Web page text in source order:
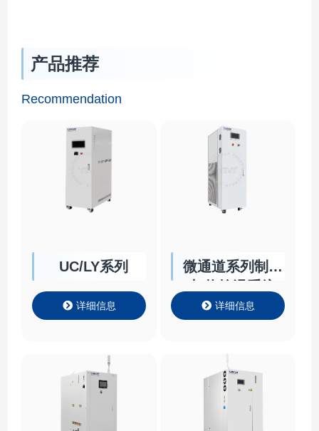
产品推荐
Recommendation
UC/LY系列
详细信息
微通道系列制冷
详细信息